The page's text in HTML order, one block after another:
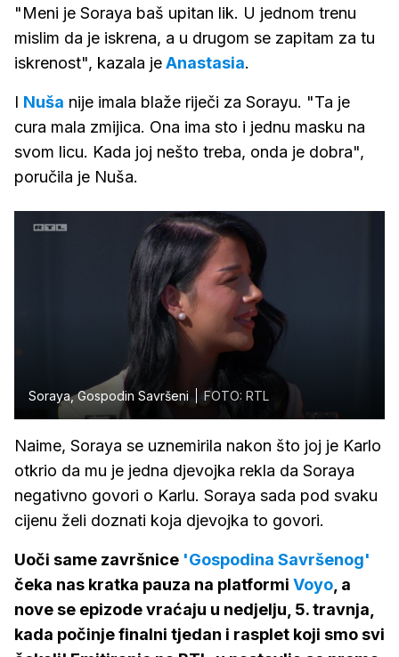
"Meni je Soraya baš upitan lik. U jednom trenu
mislim da je iskrena, a u drugom se zapitam za tu
iskrenost", kazala jeAnastasia.
I Nuša nije imala blaže riječi za Sorayu. "Ta je
cura mala zmijica. Ona ima sto i jednu masku na
svom licu. Kada joj nešto treba, onda je dobra",
poručila je Nuša.
Soraya, Gospodin Savršeni FOTO: RTL
Naime, Soraya se uznemirila nakon što joj je Karlo
otkrio da mu je jedna djevojka rekla da Soraya
negativno govori o Karlu. Soraya sada pod svaku
cijenu želi doznati koja djevojka to govori.
Uoči same završnice 'Gospodina Savršenog'
čeka nas kratka pauza na platformi Voyo , a
nove se epizode vraćaju u nedjelju, 5. travnja,
kada počinje finalni tjedan i rasplet koji smo svi